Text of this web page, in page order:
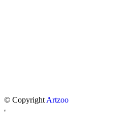
© Copyright Artzoo